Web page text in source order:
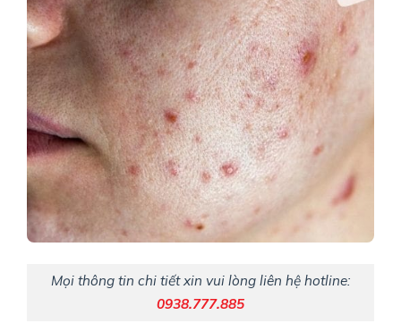
Mọi thông tin chi tiết xin vui lòng liên hệ hotline:
0938.777.885